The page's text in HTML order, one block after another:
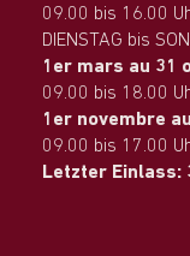
09.00 bis 16.00
DIENSTAG bis
1er mars au 31
09.00 bis 18.00
1er novembre
09.00 bis 17.00
Letzter Einlass: